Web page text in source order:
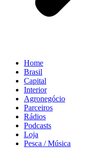
Home
Brasil
Capital
Interior
Agronegócio
Parceiros
Rádios
Podcasts
Loja
Pesca / Música